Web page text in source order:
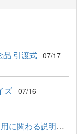
品 引渡式 07/17
ズ 07/16
令和8年度 障がい福祉サービス利用に関わる説明会が行われました